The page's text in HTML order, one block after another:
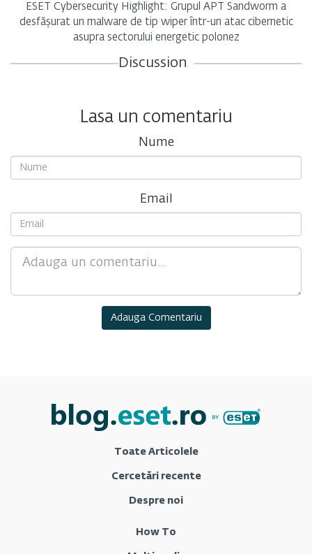
ESET Cybersecurity Highlight: Grupul APT Sandworm a
desfășurat un malware de tip wiper într-un atac cibernetic
asupra sectorului energetic polonez
Discussion
Lasa un comentariu
Nume
Email
Toate Articolele
Cercetări recente
Despre noi
How To